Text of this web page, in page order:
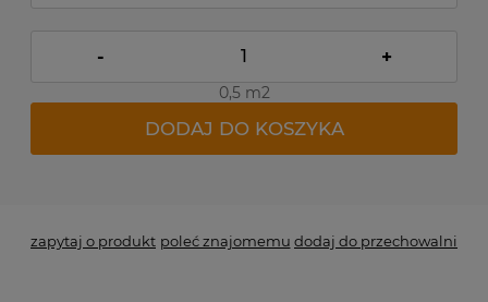
- +
0,5 m2
DODAJ DO KOSZYKA
zapytaj o produkt poleć znajomemu dodaj do przechowalni